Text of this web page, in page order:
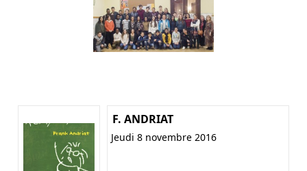
F. ANDRIAT
Jeudi 8 novembre 2016